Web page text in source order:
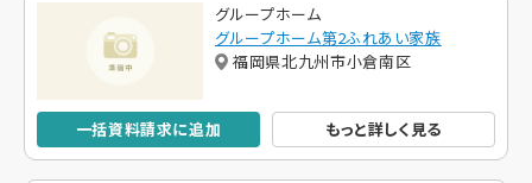
グループホーム
グループホーム第2ふれあい家族
福岡県北九州市小倉南区
一括資料請求に追加 もっと詳しく見る